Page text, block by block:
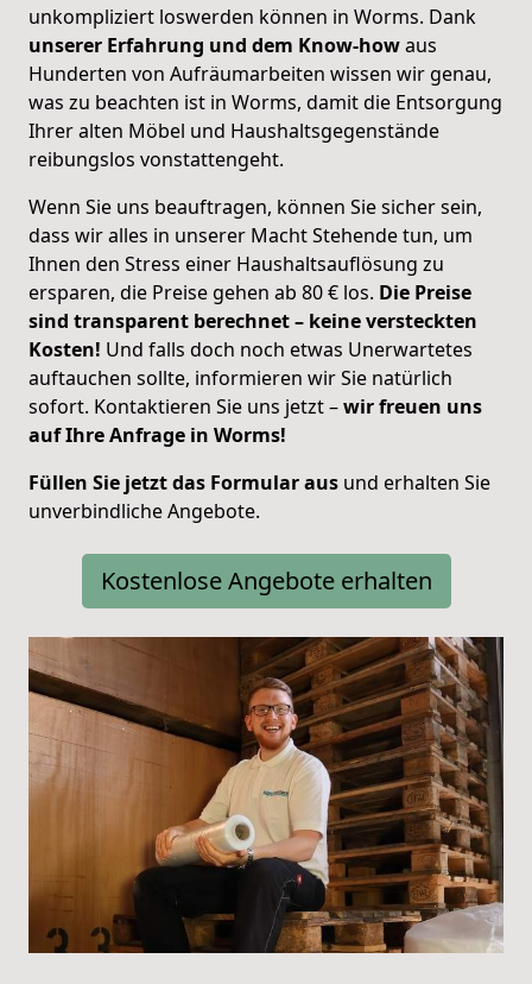
unkompliziert loswerden können in Worms. Dank
unserer Erfahrung und dem Know-howaus
Hunderten von Aufräumarbeiten wissen wir genau,
was zu beachten ist in Worms, damit die Entsorgung
Ihrer alten Möbel und Haushaltsgegenstände
reibungslos vonstattengeht.
Wenn Sie uns beauftragen, können Sie sicher sein,
dass wir alles in unserer Macht Stehende tun, um
Ihnen den Stress einer Haushaltsauflösung zu
ersparen, die Preise gehen ab 80 € los. Die Preise
sind transparent berechnet – keine versteckten
Kosten! Und falls doch noch etwas Unerwartetes
auftauchen sollte, informieren wir Sie natürlich
sofort. Kontaktieren Sie uns jetzt –wir freuen uns
auf Ihre Anfrage in Worms!
Füllen Sie jetzt das Formular aus und erhalten Sie
unverbindliche Angebote.
Kostenlose Angebote erhalten